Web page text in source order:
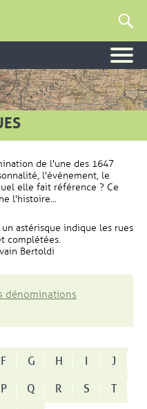
de l'une des 1647
l'événement, le
elle fait référence ? Ce
l'histoire...
un astérisque indique les rues
complétées.
Bertoldi
dénominations
F G H I
J
P Q R S
T